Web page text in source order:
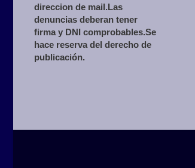
direccion de mail.Las
denuncias deberan tener
firma y DNI comprobables.Se
hace reserva del derecho de
publicación.